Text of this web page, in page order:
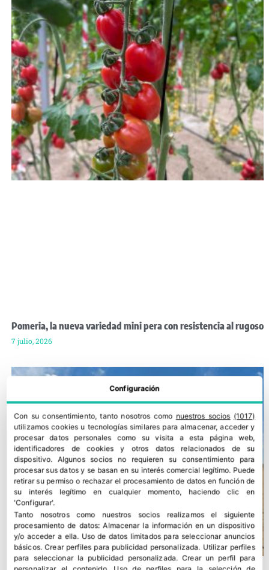
Pomeria, la nueva variedad mini pera con resistencia al rugoso
7 julio, 2026
Configuración
Con su consentimiento, tanto nosotros como nuestros socios (1017)
utilizamos cookies u tecnologías similares para almacenar, acceder y
procesar datos personales como su visita a esta página web,
identificadores de cookies y otros datos relacionados de su
dispositivo. Algunos socios no requieren su consentimiento para
procesar sus datos y se basan en su interés comercial legítimo. Puede
retirar su permiso o rechazar el procesamiento de datos en función de
su interés legítimo en cualquier momento, haciendo clic en
'Configurar'.
Tanto nosotros como nuestros socios realizamos el siguiente
procesamiento de datos:Almacenar la información en un dispositivo
y/o acceder a ella. Uso de datos limitados para seleccionar anuncios
básicos.Crear perfiles para publicidad personalizada. Utilizar perfiles
para seleccionar la publicidad personalizada.Crear un perfil para